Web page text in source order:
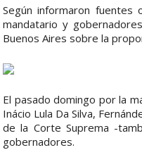
Según informaron
mandatario y
Buenos Aires sobre la
El pasado domingo por la
Inácio Lula Da Silva,
de la Corte Suprema -
gobernadores.